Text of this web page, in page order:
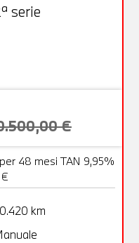
serie
€
48 mesi TAN 9,95%
km